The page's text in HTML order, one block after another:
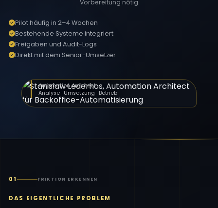
Vorbereitung nötig
Pilot häufig in 2–4 Wochen
Bestehende Systeme integriert
Freigaben und Audit-Logs
Direkt mit dem Senior-Umsetzer
Stanislaw Lederhos
Automation Architect
Analyse · Umsetzung · Betrieb
01 FRIKTION ERKENNEN
DAS EIGENTLICHE PROBLEM